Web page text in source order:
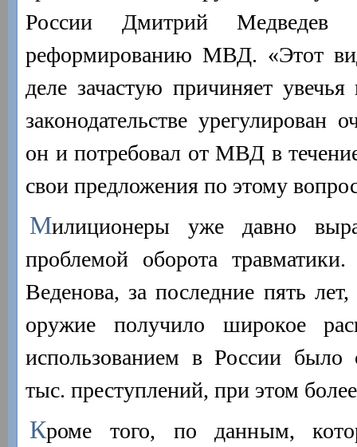
России Дмитрий
реформированию МВД. «Этот
деле зачастую причиняет
законодательстве урегулирован
он и потребовал от МВД в
свои предложения по этому
Милиционеры уже давно
проблемой оборота
Веденова, за последние пять лет,
оружие получило широкое
использованием в России было
тыс. преступлений, при этом
Кроме того, по данным,